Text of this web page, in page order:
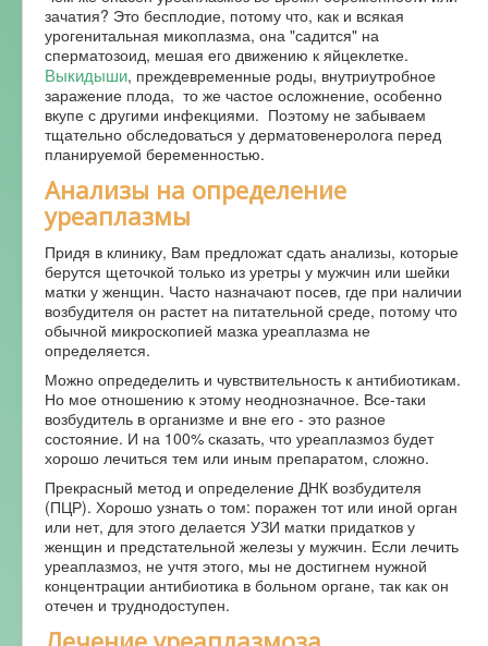
зачатия? Это бесплодие, потому что, как и всякая
урогенитальная микоплазма, она "садится" на
сперматозоид, мешая его движению к яйцеклетке.
Выкидыши, преждевременные роды, внутриутробное
заражение плода, то же частое осложнение, особенно
вкупе с другими инфекциями. Поэтому не забываем
тщательно обследоваться у дерматовенеролога перед
планируемой беременностью.
Анализы на определение
уреаплазмы
Придя в клинику, Вам предложат сдать анализы, которые
берутся щеточкой только из уретры у мужчин или шейки
матки у женщин. Часто назначают посев, где при наличии
возбудителя он растет на питательной среде, потому что
обычной микроскопией мазка уреаплазма не
определяется.
Можно опредеделить и чувствительность к антибиотикам.
Но мое отношению к этому неоднозначное. Все-таки
возбудитель в организме и вне его - это разное
состояние. И на 100% сказать, что уреаплазмоз будет
хорошо лечиться тем или иным препаратом, сложно.
Прекрасный метод и определение ДНК возбудителя
(ПЦР). Хорошо узнать о том: поражен тот или иной орган
или нет, для этого делается УЗИ матки придатков у
женщин и предстательной железы у мужчин. Если лечить
уреаплазмоз, не учтя этого, мы не достигнем нужной
концентрации антибиотика в больном органе, так как он
отечен и труднодоступен.